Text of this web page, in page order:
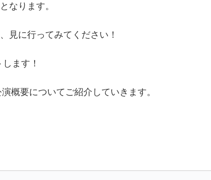
なります。
見に行ってみてください！
ます！
概要についてご紹介していきます。